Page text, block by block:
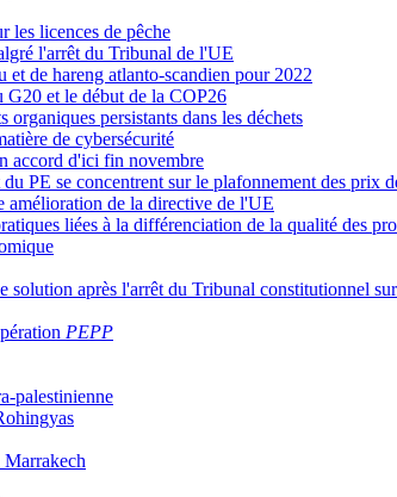
les licences de pêche
l'arrêt du Tribunal de l'UE
et de hareng atlanto-scandien pour 2022
G20 et le début de la COP26
persistants dans les déchets
de cybersécurité
accord d'ici fin novembre
PE se concentrent sur le plafonnement des prix
amélioration de la directive de l'UE
liées à la différenciation de la qualité des
après l'arrêt du Tribunal constitutionnel
PEPP
palestinienne
Marrakech